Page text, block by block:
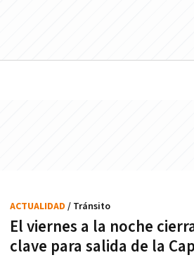
El viernes a la noche
clave para salida de la
ACTUALIDAD / Tránsito